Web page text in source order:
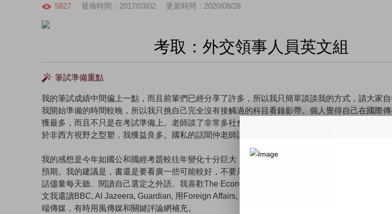
5827 發佈時間：2017/03/02 更新時間：2020/08/28
考取：外交領事人員英文組
筆試準備重點
我的筆試成績中間偏上一點，而且前輩們已經分享了許多，所以我只簡單談談我的方式，請大家
我開始準備的時間較晚，所以我只挑自己完全沒有接觸過的科目看錄影帶。個人覺得自己在國際
獲最多，而且不只是在考試準備上。老師談了非常多社會學的概念，例如網路世界同溫層對民主
於非西方視野之型塑，我獲益良多。國私的話聞仲老師講得挺好，切中要點。
我的感想是今年如國公和國經考題較往年變化十分巨大；我應該把五六年來相關的考古題都收集
預期。我的建議是，書還是要看廣一些可能較好，不要只專注在考古題上。另外，語言在外特還
話儘量每天聽、閱讀自己選定之外語。我喜歡The Economist和BBC, 尤其前者，每週固定讀世界
文我還讀BBC, Al Jazeera, Guardian, 用Foreign Affairs, Foreign Policy和The Diplomat補充；中文
端傳媒，有時用風傳媒和關鍵評論網補充。